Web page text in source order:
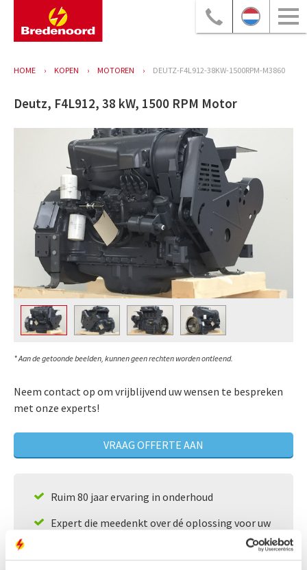
HOME KOPEN MOTOREN DEUTZ-F4L912-38KW-1500RPM-M3860
Deutz, F4L912, 38 kW, 1500 RPM Motor
* Aan de getoonde beelden, kunnen geen rechten worden ontleend.
Neem contact op om vrijblijvend uw wensen te bespreken
met onze experts!
VRAAG OFFERTE AAN
Ruim 80 jaar ervaring in onderhoud
Expert die meedenkt over dé oplossing voor uw
24/7 bereikbaarheid